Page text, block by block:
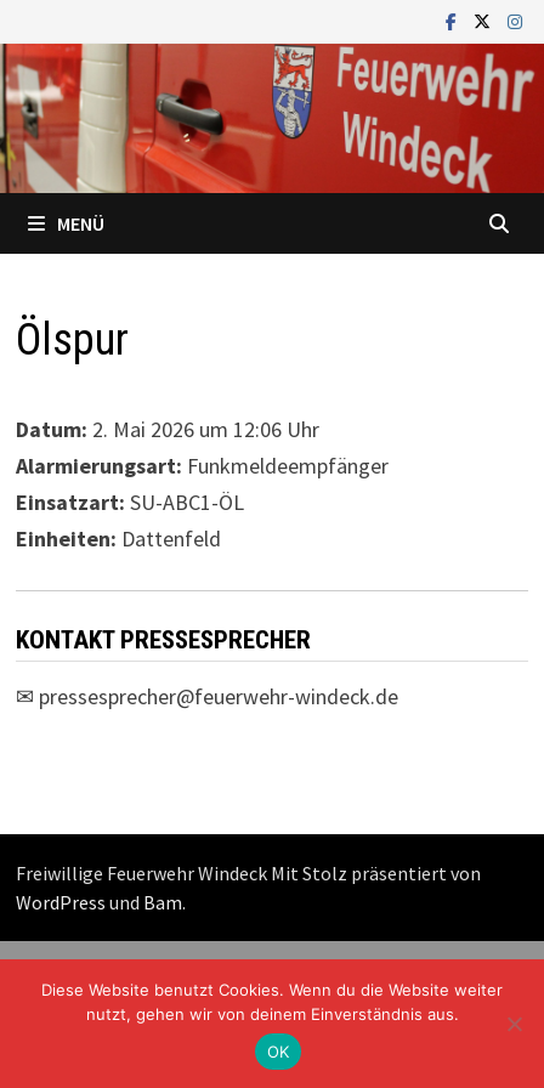
Inhalt
springen
MENÜ
Ölspur
Datum: 2. Mai 2026 um 12:06 Uhr
Alarmierungsart: Funkmeldeempfänger
Einsatzart: SU-ABC1-ÖL
Einheiten: Dattenfeld
KONTAKT PRESSESPRECHER
✉ pressesprecher@feuerwehr-windeck.de
Freiwillige Feuerwehr Windeck Mit Stolz präsentiert von
WordPress und Bam.
Diese Website benutzt Cookies. Wenn du die Website weiter
nutzt, gehen wir von deinem Einverständnis aus.
OK